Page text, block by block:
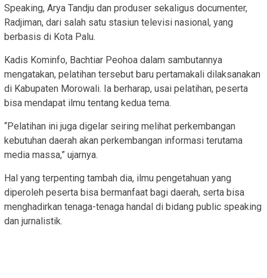
Speaking, Arya Tandju dan produser sekaligus documenter,
Radjiman, dari salah satu stasiun televisi nasional, yang
berbasis di Kota Palu.
Kadis Kominfo, Bachtiar Peohoa dalam sambutannya
mengatakan, pelatihan tersebut baru pertamakali dilaksanakan
di Kabupaten Morowali. Ia berharap, usai pelatihan, peserta
bisa mendapat ilmu tentang kedua tema.
“Pelatihan ini juga digelar seiring melihat perkembangan
kebutuhan daerah akan perkembangan informasi terutama
media massa,” ujarnya.
Hal yang terpenting tambah dia, ilmu pengetahuan yang
diperoleh peserta bisa bermanfaat bagi daerah, serta bisa
menghadirkan tenaga-tenaga handal di bidang public speaking
dan jurnalistik.